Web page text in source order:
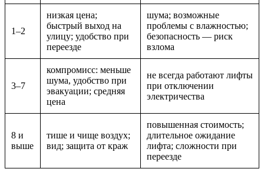
1–2
низкая цена;
быстрый выход на
улицу; удобство при
переезде
шума; возможные
проблемы с влажностью;
безопасность — риск
взлома
3–7
компромисс: меньше
шума, удобство при
эвакуации; средняя
цена
не всегда работают лифты
при отключении
электричества
8 и
выше
тише и чище воздух;
вид; защита от краж
повышенная стоимость;
длительное ожидание
лифта; сложности при
переезде